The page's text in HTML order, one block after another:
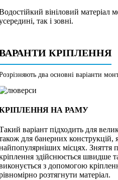
вініловий матеріал
так і зовні.
КРІПЛЕННЯ
два основні варіанти
НА РАМУ
варіант підходить для
для банерних конструкцій,
місцях. Зняття
здійснюється швидше
з допомогою
розтягнути матеріал.